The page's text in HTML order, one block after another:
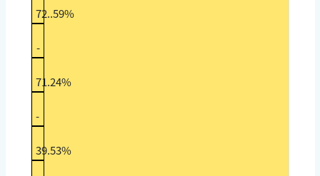
72..59%
-
71.24%
-
39.53%